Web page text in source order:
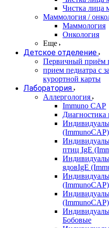
Чистка лица
Маммология /
Маммология
Онкология
Еще
Детское отделение
Первичный приём
прием педиатра с
курортной карты
Лаборатория
Аллергология
Immuno CAP
(ImmunoCAP)
птиц IgE
ядовIgE
(ImmunoCAP)
Бобовые